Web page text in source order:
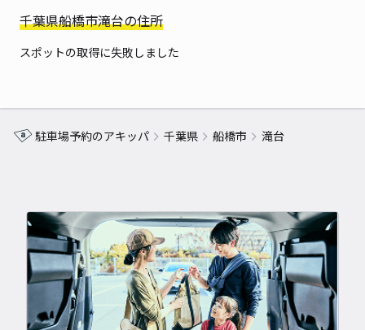
千葉県船橋市滝台の住所
スポットの取得に失敗しました
駐車場予約のアキッパ 千葉県 船橋市 滝台